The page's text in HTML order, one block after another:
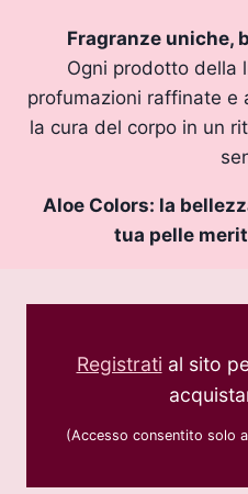
Fragranze uniche,
Ogni prodotto della
profumazioni raffinate e
la cura del corpo in un
Aloe Colors: la
tua pelle
Registrati al sito
(Accesso consentito solo